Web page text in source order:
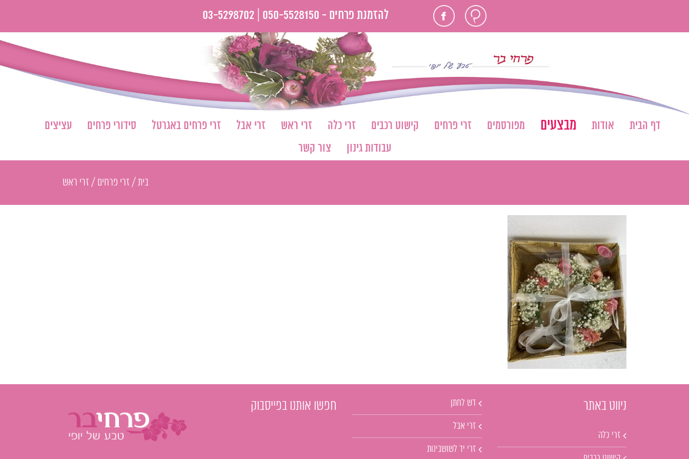
חוות
דעת
פייסבוק להזמנת פרחים - 050-5528150 |
03-5298702
דף הבית אודות מבצעים מפורסמים זרי פרחים קישוט רכבים זרי כלה זרי ראש זרי אבל זרי פרחים באגרטל סידורי פרחים
עציצים
עבודות גינון
צור קשר
בית / זרי פרחים / זרי ראש
ניווט באתר
זרי כלה
דש לחתן
זרי אבל
זרי יד לשושבינות
חפשו אותנו בפייסבוק